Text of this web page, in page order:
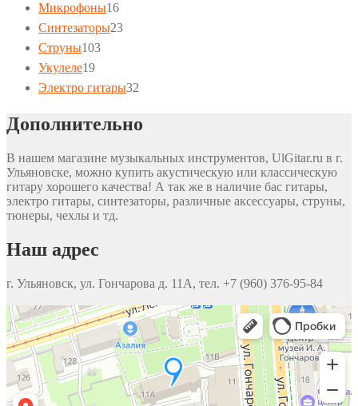
Микрофоны1616
товаров
Синтезаторы2323
Струны103103
Укулеле1919
товаров
Электро гитары32
Дополнительно
В нашем магазине музыкальных инструментов, UlGitar.ru в г.
Ульяновске, можно купить акустическую или классическую
гитару хорошего качества! А так же в наличие бас гитары,
электро гитары, синтезаторы, различные аксессуары, струны,
тюнеры, чехлы и тд.
Наш адрес
г. Ульяновск, ул. Гончарова д. 11А, тел. +7 (960) 376-95-84